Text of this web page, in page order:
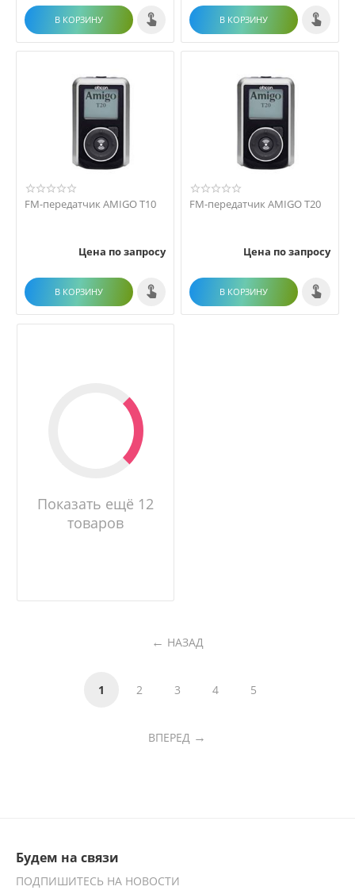
В КОРЗИНУ В КОРЗИНУ
FM-передатчик AMIGO T10
Цена по запросу
В КОРЗИНУ
FM-передатчик AMIGO T20
Цена по запросу
В КОРЗИНУ
Показать ещё 12
товаров
НАЗАД
1 2 3 4 5
ВПЕРЕД
Будем на связи
ПОДПИШИТЕСЬ НА НОВОСТИ